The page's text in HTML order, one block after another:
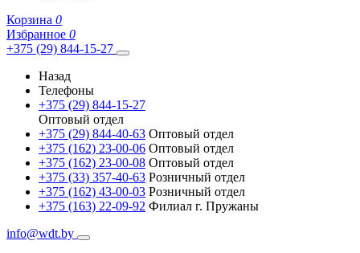
Корзина 0
Избранное 0
+375 (29) 844-15-27
Назад
Телефоны
+375 (29) 844-15-27
Оптовый отдел
+375 (29) 844-40-63 Оптовый отдел
+375 (162) 23-00-06 Оптовый отдел
+375 (162) 23-00-08 Оптовый отдел
+375 (33) 357-40-63 Розничный отдел
+375 (162) 43-00-03 Розничный отдел
+375 (163) 22-09-92 Филиал г. Пружаны
info@wdt.by